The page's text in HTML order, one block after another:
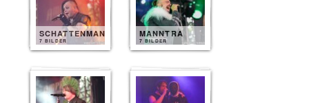
SCHATTENMANN
7 BILDER
MANNTRA
7 BILDER